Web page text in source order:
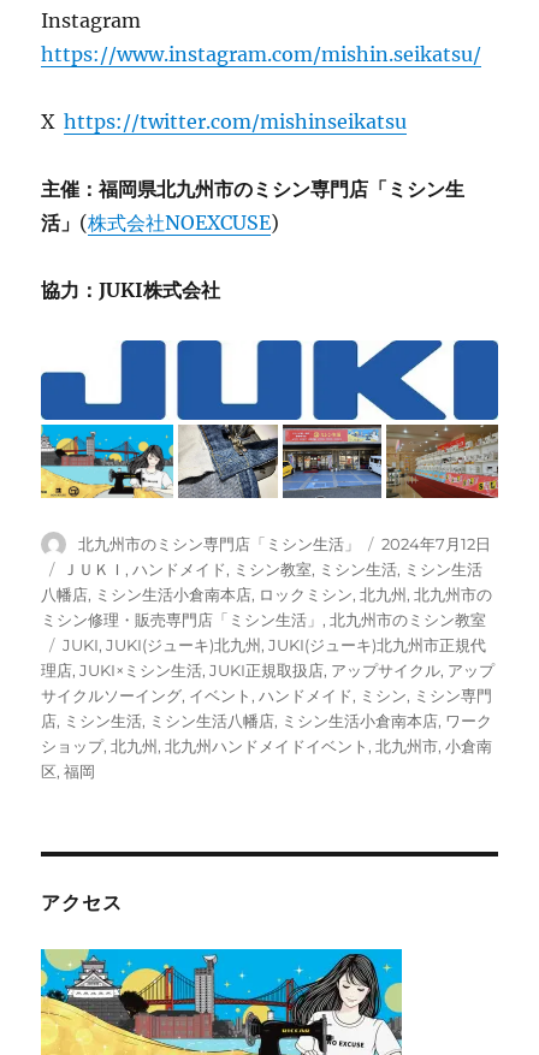
Instagram
https://www.instagram.com/mishin.seikatsu/
Xhttps://twitter.com/mishinseikatsu
主催：福岡県北九州市のミシン専門店「ミシン生
活」 (株式会社NOEXCUSE)
協力：JUKI株式会社
投
稿
者
北九州市のミシン専門店「ミシン生活」
投
稿
日:
2024年7月12日
カ
テ
ゴ
リ
ー
ＪＵＫＩ ,ハンドメイド, ミシン教室, ミシン生活, ミシン生活
八幡店, ミシン生活小倉南本店, ロックミシン,北九州 ,北九州市の
ミシン修理・販売専門店「ミシン生活」 ,北九州市のミシン教室
タ
グ
JUKI,JUKI(ジューキ)北九州 ,JUKI(ジューキ)北九州市正規代
理店,JUKI×ミシン生活,JUKI正規取扱店, アップサイクル, アップ
サイクルソーイング, イベント ,ハンドメイド, ミシン, ミシン専門
店, ミシン生活, ミシン生活八幡店, ミシン生活小倉南本店, ワーク
ショップ,北九州 ,北九州ハンドメイドイベント ,北九州市,小倉南
区,福岡
アクセス